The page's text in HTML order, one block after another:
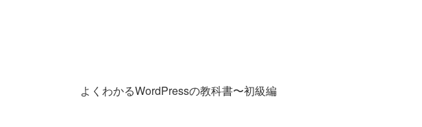
よくわかるWordPressの教科書〜初級編